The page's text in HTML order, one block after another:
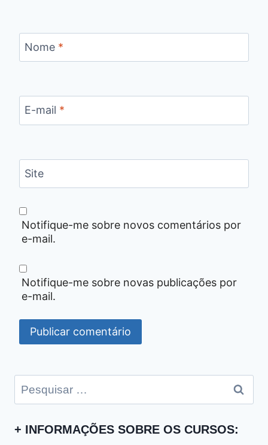
Nome *
E-mail *
Site
Notifique-me sobre novos comentários por
e-mail.
Notifique-me sobre novas publicações por
e-mail.
Pesquisar
por:
+ INFORMAÇÕES SOBRE OS CURSOS: